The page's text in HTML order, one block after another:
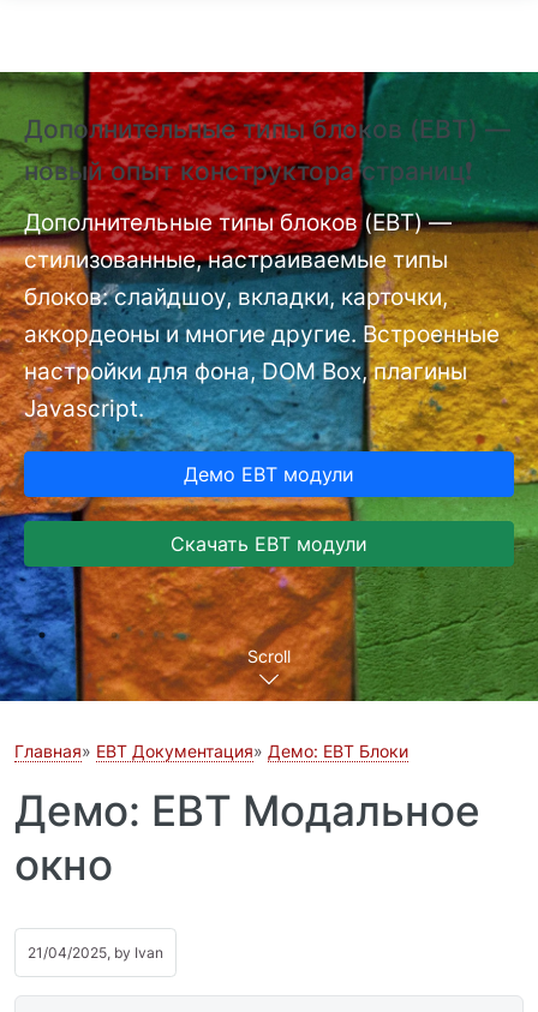
Дополнительные типы блоков (EBT) —
новый опыт конструктора страниц❗
Дополнительные типы блоков (EBT) —
стилизованные, настраиваемые типы
блоков: слайдшоу, вкладки, карточки,
аккордеоны и многие другие. Встроенные
настройки для фона, DOM Box, плагины
Javascript.
Демо EBT модули
Скачать EBT модули
Scroll
Главная EBT Документация Демо: EBT Блоки
Демо: EBT Модальное
окно
21/04/2025, by Ivan